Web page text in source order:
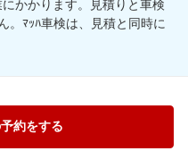
かかります。見積りと車検
。ﾏｯﾊ車検は、見積と同時に
約をする